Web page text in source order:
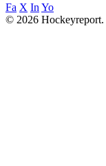
Fa X In Yo
© 2026 Hockeyreport.